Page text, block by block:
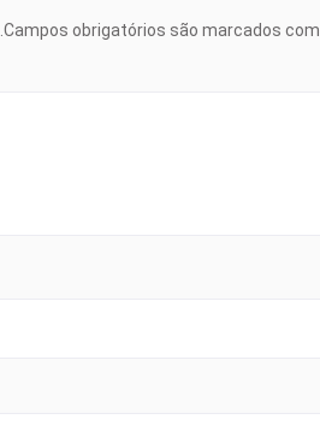
Campos obrigatórios são marcados com